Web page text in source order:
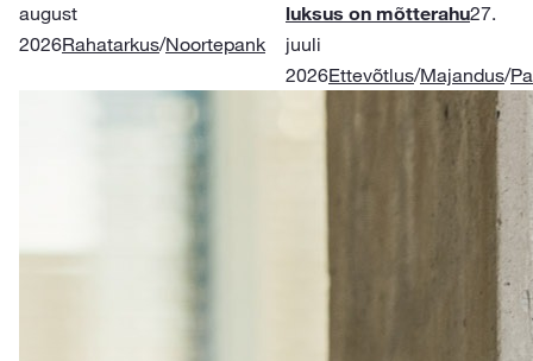
august
2026Rahatarkus/Noortepank
luksus on mõtterahu27.
juuli
2026Ettevõtlus/Majandus/